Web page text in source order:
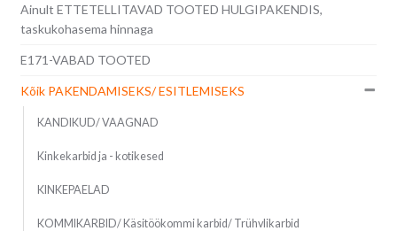
Ainult ETTETELLITAVAD TOOTED HULGIPAKENDIS,
taskukohasema hinnaga
E171-VABAD TOOTED
Kõik PAKENDAMISEKS/ ESITLEMISEKS
KANDIKUD/ VAAGNAD
Kinkekarbid ja - kotikesed
KINKEPAELAD
KOMMIKARBID/ Käsitöökommi karbid/ Trühvlikarbid